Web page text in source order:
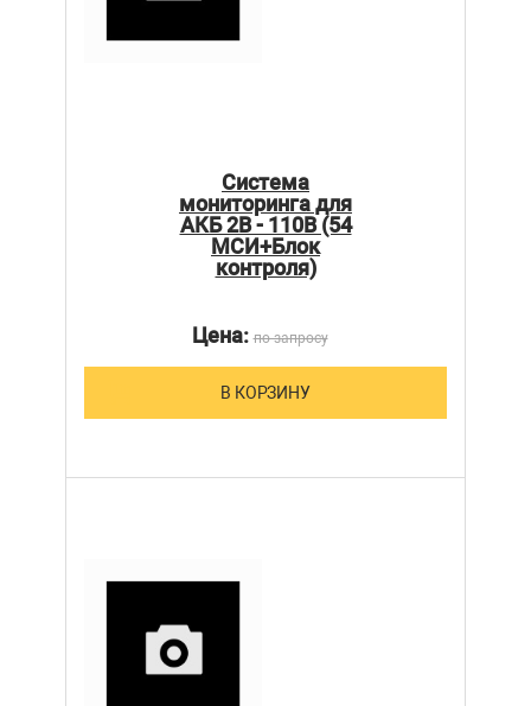
Система
мониторинга для
АКБ 2В - 110В (54
МСИ+Блок
контроля)
Цена:по запросу
В КОРЗИНУ